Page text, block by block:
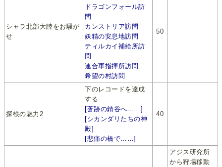
シャラ北部大陸をお騒が
せ
ドラゴンフォール訪
問
カンストリア訪問
妖精の安息地訪問
ティルカイ補給所訪
問
連合軍指揮所訪問
希望の村訪問
50
探検の魅力2
下のレコードを達成
する
[蒼跡の錆谷へ……]
[シカンダリたちの神
殿]
[悲痛の橋で……]
40
アジス研究所
から狩場移動